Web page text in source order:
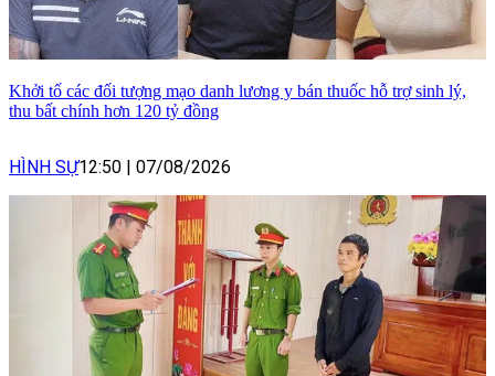
Khởi tố các đối tượng mạo danh lương y bán thuốc hỗ trợ sinh lý,
thu bất chính hơn 120 tỷ đồng
HÌNH SỰ12:50 07/08/2026